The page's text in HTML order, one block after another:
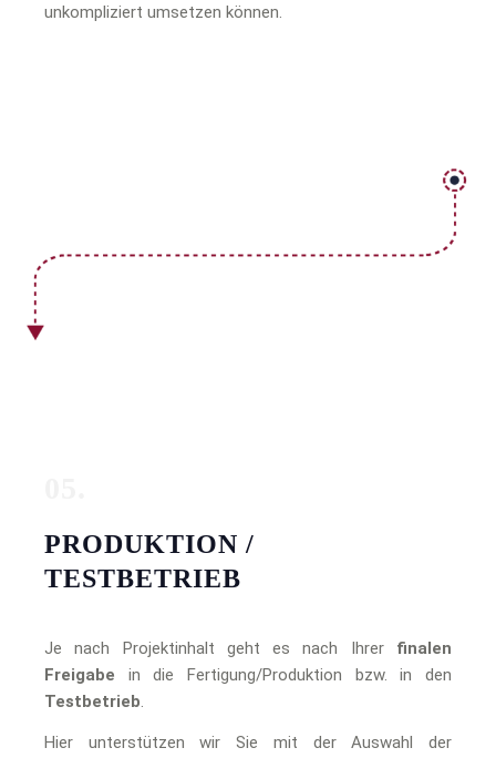
unkompliziert umsetzen können.
PRODUKTION /
TESTBETRIEB
Je nach Projektinhalt geht es nach Ihrer finalen
Freigabe in die Fertigung/Produktion bzw. in den
Testbetrieb.
Hier unterstützen wir Sie mit der Auswahl der